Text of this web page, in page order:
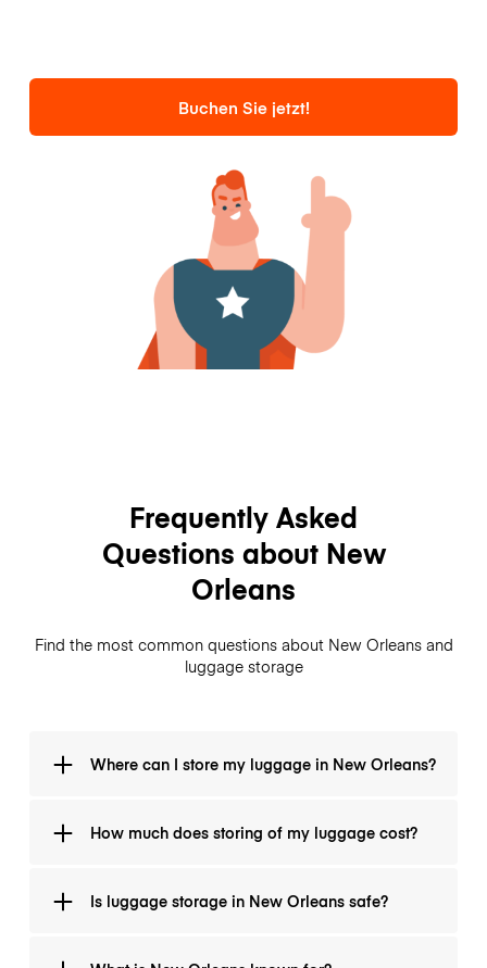
Buchen Sie jetzt!
Frequently Asked
Questions about New
Orleans
Find the most common questions about New Orleans and
luggage storage
Where can I store my luggage in New Orleans?
You can download LugggeHero app and see all the
locations, where you can drop your luggage. There is
How much does storing of my luggage cost?
It will cost you $1/hour and $8 per day (24 hours).
Is luggage storage in New Orleans safe?
Absolutely! We insured your items up to $3000.